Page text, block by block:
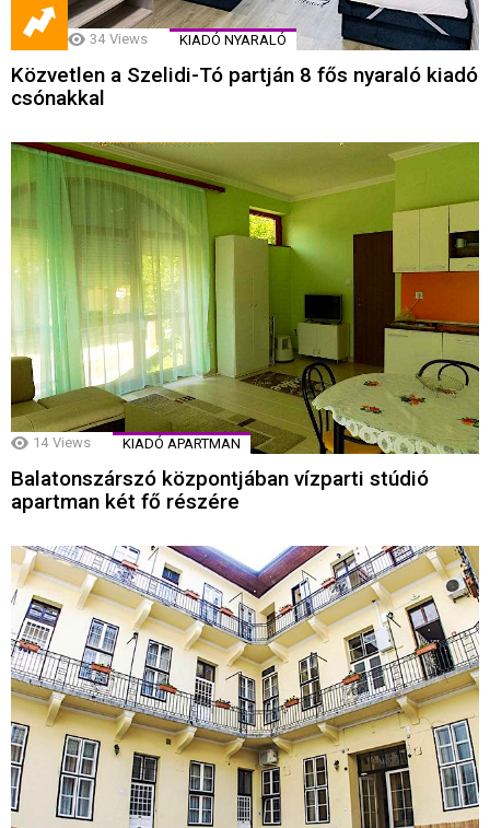
34 Views KIADÓ NYARALÓ
Közvetlen a Szelidi-Tó partján 8 fős nyaraló kiadó
csónakkal
14 Views KIADÓ APARTMAN
Balatonszárszó központjában vízparti stúdió
apartman két fő részére